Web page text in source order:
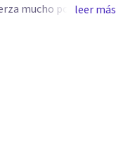
mucho por
lado humano y con
en Lima Perú
leer más